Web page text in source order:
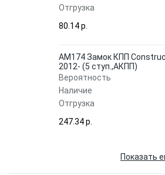
Отгрузка
80.14 p.
АМ174 Замок КПП
2012- (5 ступ.,АКПП)
Вероятность
Наличие
Отгрузка
247.34 p.
Показать